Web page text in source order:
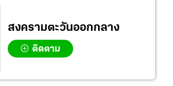
สงครามตะวันออกกลาง
ติดตาม